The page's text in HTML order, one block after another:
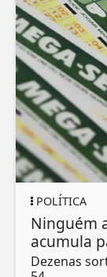
POLÍTICA
Ninguém
acumula
Dezenas